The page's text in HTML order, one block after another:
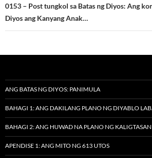
0153 – Post tungkol sa Batas ng Diyos: Ang
Diyos ang Kanyang Anak…
ANG BATAS NG DIYOS: PANIMULA
BAHAGI 1: ANG DAKILANG PLANO NG DIYABLO
BAHAGI 2: ANG HUWAD NA PLANO NG KALIGTASAN
APENDISE 1: ANG MITO NG 613 UTOS